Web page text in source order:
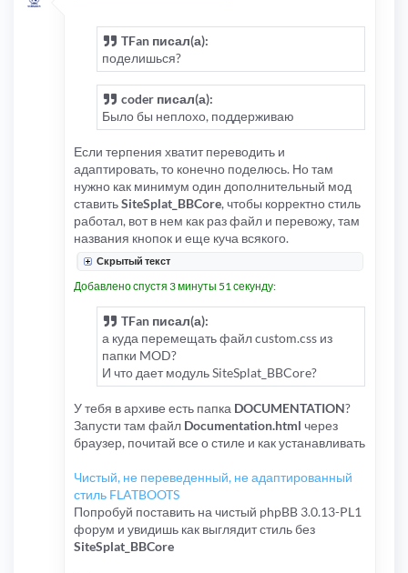
TFan писал(а):
поделишься?
coder писал(а):
Было бы неплохо, поддерживаю
Если терпения хватит переводить и
адаптировать, то конечно поделюсь. Но там
нужно как минимум один дополнительный мод
ставитьSiteSplat_BBCore, чтобы корректно стиль
работал, вот в нем как раз файл и перевожу, там
названия кнопок и еще куча всякого.
Скрытый текст
Добавлено спустя 3 минуты 51 секунду:
TFan писал(а):
а куда перемещать файл custom.css из
папки MOD?
И что дает модуль SiteSplat_BBCore?
У тебя в архиве есть папка DOCUMENTATION?
Запусти там файл Documentation.html через
браузер, почитай все о стиле и как устанавливать
Чистый, не переведенный, не адаптированный
стиль FLATBOOTS
Попробуй поставить на чистый phpBB 3.0.13-PL1
форум и увидишь как выглядит стиль без
SiteSplat_BBCore